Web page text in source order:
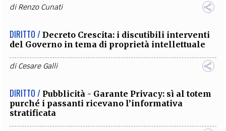
diRenzo Cunati
DIRITTO / Decreto Crescita: i discutibili interventi
del Governo in tema di proprietà intellettuale
diCesare Galli
DIRITTO / Pubblicità - Garante Privacy: sì al totem
purché i passanti ricevano l’informativa
stratificata